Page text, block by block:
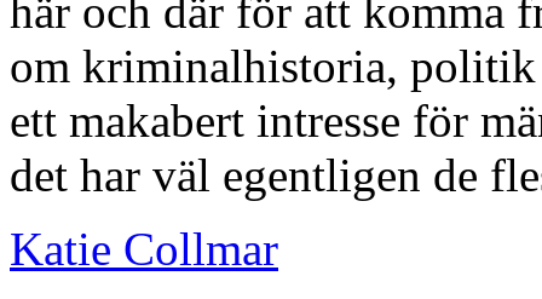
här och där för att komma
om kriminalhistoria, politik
ett makabert intresse för
det har väl egentligen de
Katie Collmar